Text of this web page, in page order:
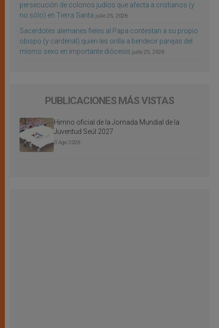
persecución de colonos judíos que afecta a cristianos (y
no sólo) en Tierra Santa julio 25, 2026
Sacerdotes alemanes fieles al Papa contestan a su propio
obispo (y cardenal) quien les orilla a bendecir parejas del
mismo sexo en importante diócesis julio 25, 2026
PUBLICACIONES MÁS VISTAS
Himno oficial de la Jornada Mundial de la
Juventud Seúl 2027
3 Ago 2026